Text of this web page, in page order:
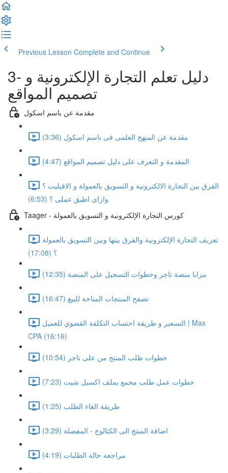
Previous Lesson Complete and Continue
3- دليل تعلم التجارة الإلكترونية و
تصميم المواقع
مقدمة عن باسم اسكول
مقدمة عن المنهج العلمى فى باسم اسكول (3:36)
المقدمة و التعرف على دليل تصميم المواقع (4:47)
الفرق بين التجارة الالكترونية و التسويق بالعمولة و الافيليت ؟
وازاى اطبق عملى ؟ (6:53)
Taager - كورس التجارة الإلكترونية و التسويق بالعمولة
تعريف التجارة الإلكترونية والفرق بينها وبين التسويق بالعمولة
؟ (17:08)
مزايا منصة تاجر وخطوات التسجيل على المنصة (12:35)
تصفح المنتجات المتاحة للبيع (16:47)
التسعير و طريقة احتساب التكلفة القصوي للعميل | Max
CPA (16:16)
خطوات طلب المنتج من على تاجر (10:54)
خطوات عمل طلب مجمع بملف اكسيل شيت (7:23)
طريقة الغاء الطلب (1:25)
اضافة المنتج الى الكتالوج - المفضلة (3:29)
مراجعة حالة الطلبات (4:19)